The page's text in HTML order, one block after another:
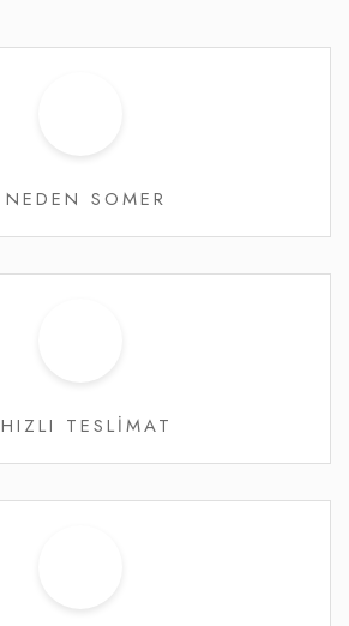
NEDEN SOMER
HIZLI TESLİMAT